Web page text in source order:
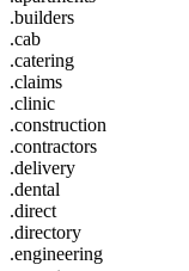
.builders
.cab
.catering
.claims
.clinic
.construction
.contractors
.delivery
.dental
.direct
.directory
.engineering